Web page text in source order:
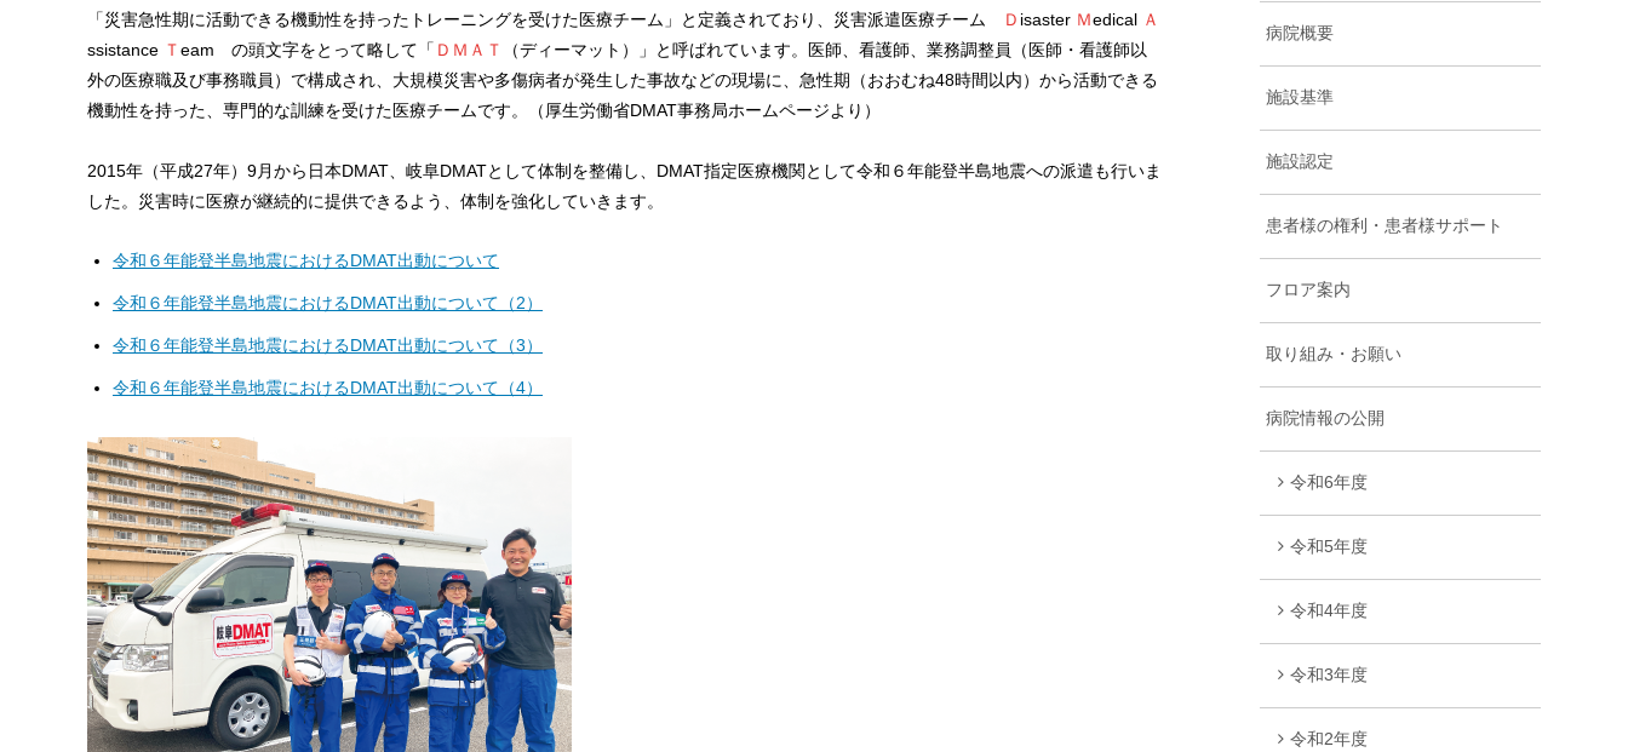
「災害急性期に活動できる機動性を持ったトレーニングを受けた医療チーム」と定義されており、災害派遣医療チーム Ｄ isaster Ｍedical Ａ
ssistance Ｔeam の頭文字をとって略して「 ＤＭＡＴ
（ディーマット）」と呼ばれています。医師、看護師、業務調整員（医師・看護師以
外の医療職及び事務職員）で構成され、大規模災害や多傷病者が発生した事故などの現場に、急性期（おおむね48時間以内）から活動できる
機動性を持った、専門的な訓練を受けた医療チームです。（厚生労働省DMAT事務局ホームページより）
2015年（平成27年）9月から日本DMAT、岐阜DMATとして体制を整備し、DMAT指定医療機関として令和６年能登半島地震への派遣も行いま
した。災害時に医療が継続的に提供できるよう、体制を強化していきます。
令和６年能登半島地震におけるDMAT出動について
令和６年能登半島地震におけるDMAT出動について（2）
令和６年能登半島地震におけるDMAT出動について（3）
令和６年能登半島地震におけるDMAT出動について（4）
病院概要
施設基準
施設認定
患者様の権利・患者様サポート
フロア案内
取り組み・お願い
病院情報の公開
令和6年度
令和5年度
令和4年度
令和3年度
令和2年度